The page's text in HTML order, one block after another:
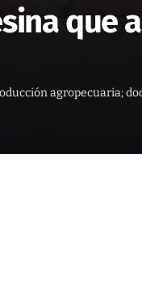
que
agropecuaria;